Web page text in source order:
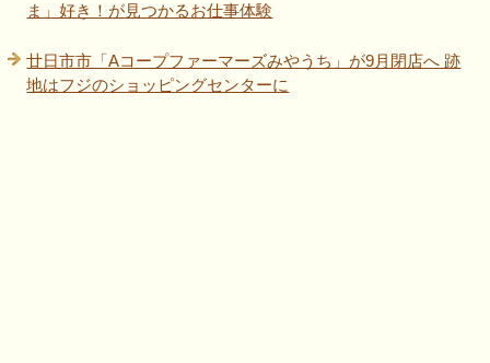
ま」好き！が見つかるお仕事体験
廿日市市「Aコープファーマーズみやうち」が9月閉店へ 跡
地はフジのショッピングセンターに